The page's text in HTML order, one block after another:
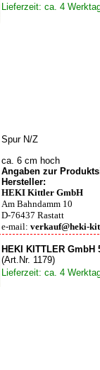
Lieferzeit: ca. 4
Spur N/Z
ca. 6 cm hoch
Angaben zur
Hersteller:
HEKI Kittler GmbH
Am Bahndamm 10
D-76437 Rastatt
e-mail: verkauf@heki-
HEKI KITTLER
(Art.Nr. 1179)
Lieferzeit: ca. 4